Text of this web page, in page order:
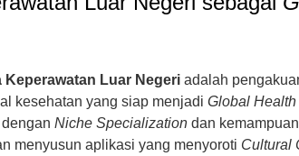
Keperawatan Luar Negeri adalah
kesehatan yang siap menjadi Global
Niche Specialization dan kemampuan
menyusun aplikasi yang menyoroti Cultural